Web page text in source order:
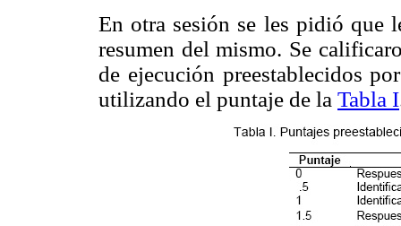
En otra sesión se les pidió que
resumen del mismo. Se
de ejecución preestablecidos
utilizando el puntaje de la Tabla I